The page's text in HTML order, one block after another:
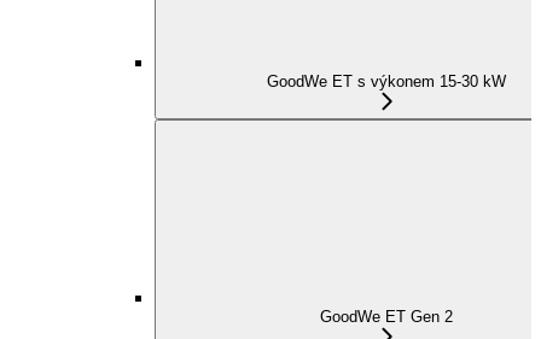
GoodWe ET s výkonem 15-30 kW
GoodWe ET Gen 2